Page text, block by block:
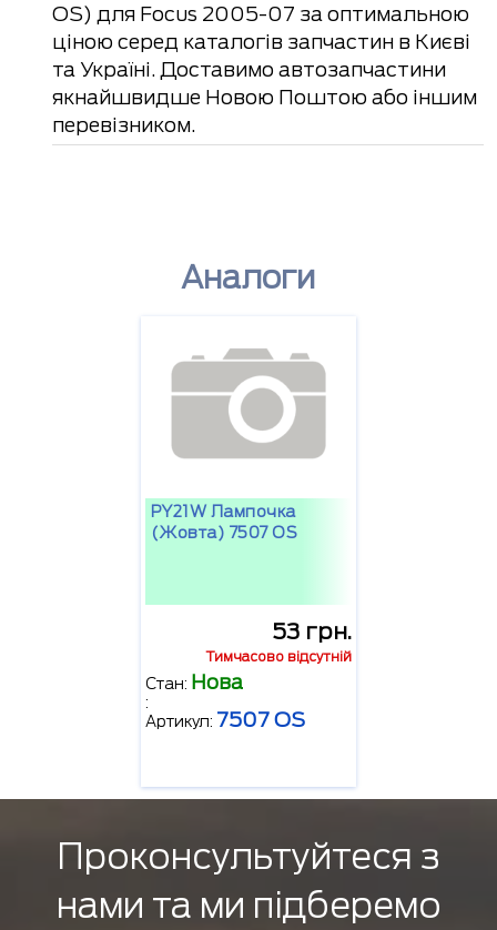
OS) для Focus 2005-07 за оптимальною
ціною серед каталогів запчастин в Києві
та Україні. Доставимо автозапчастини
якнайшвидше Новою Поштою або іншим
перевізником.
Аналоги
PY21W Лампочка
(жовта) 7507 OS
53 грн.
Тимчасово відсутній
Стан: Нова
:
Артикул: 7507 OS
Проконсультуйтеся з
нами та ми підберемо